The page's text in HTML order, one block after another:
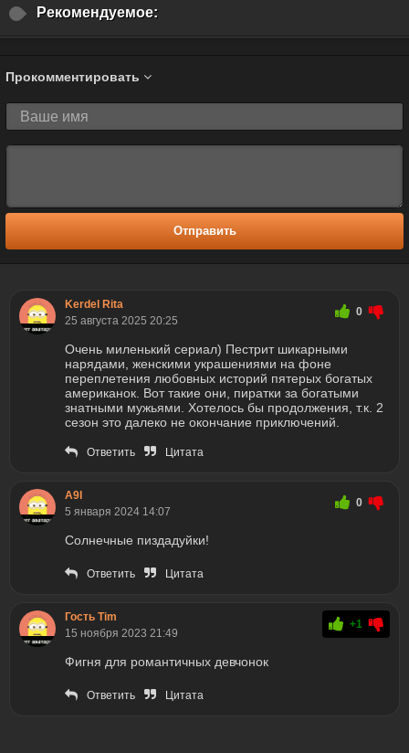
Рекомендуемое:
Прокомментировать
Отправить
Kerdel Rita
25 августа 2025 20:25
0
Очень миленький сериал) Пестрит шикарными
нарядами, женскими украшениями на фоне
переплетения любовных историй пятерых богатых
американок. Вот такие они, пиратки за богатыми
знатными мужьями. Хотелось бы продолжения, т.к. 2
сезон это далеко не окончание приключений.
Ответить Цитата
А9I
5 января 2024 14:07
0
Солнечные пиздадуйки!
Ответить Цитата
Гость Tim
15 ноября 2023 21:49
+1
Фигня для романтичных девчoнок
Ответить Цитата